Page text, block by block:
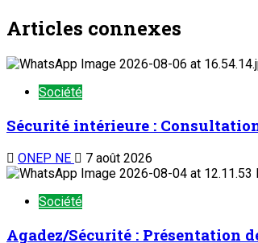
Articles connexes
Société
Sécurité intérieure :
ONEP NE 7 août 2026
Société
Agadez/Sécurité : Présentation